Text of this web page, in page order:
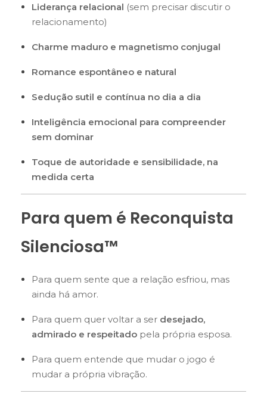
Liderança relacional (sem precisar discutir o
relacionamento)
Charme maduro e magnetismo conjugal
Romance espontâneo e natural
Sedução sutil e contínua no dia a dia
Inteligência emocional para compreender
sem dominar
Toque de autoridade e sensibilidade, na
medida certa
Para quem é Reconquista
Silenciosa™
Para quem sente que a relação esfriou, mas
ainda há amor.
Para quem quer voltar a ser desejado,
admirado e respeitadopela própria esposa.
Para quem entende que mudar o jogo é
mudar a própria vibração.